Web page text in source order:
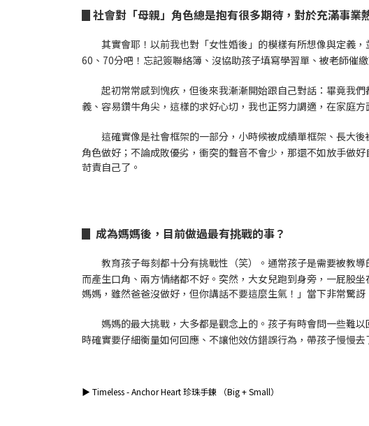
▊社會對「母親」角色總是抱有很多期待，對於充滿事業
其實會耶！以前我也對「女性婚後」的模樣有所想像與定義
60、70分吧！忘記簽聯絡簿、沒協助孩子填寫學習單、被老師催
起初常常感到愧疚，但後來我漸漸開始跟自己對話：畢竟我
義、容易鑽牛角尖，這樣的求好心切，我也正努力調適，在家庭
這確實像是社會框架的一部分，小時候被成績單框架、長大
角色做好；不論成敗優劣，衝突的聲音不會少，那還不如放手做
苛責自己了。
▊ 成為媽媽後，目前做過最有挑戰的事？
教育孩子每刻都十分有挑戰性（笑）。通常孩子是需要被教
而產生口角、兩方情緒都不好。突然，大女兒跑到身旁，一屁股
媽媽，雖然爸爸沒做好，但你講話不要這麼生氣！」當下非常驚
媽媽的最大挑戰，大多都是觀念上的。孩子有時會問一些難
時確實要仔細衡量如何回應、不讓他效仿錯誤行為，帶孩子慢慢
▶ Timeless - Anchor Heart 珍珠手鍊 （Big + Small）